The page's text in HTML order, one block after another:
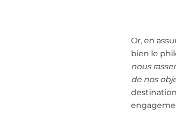
Or, en
bien le
nous
de nos